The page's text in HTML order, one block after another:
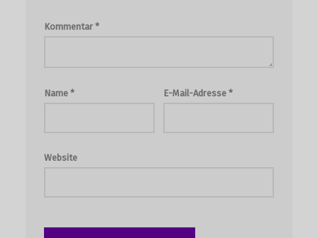
Kommentar *
Name * E-Mail-Adresse*
Website